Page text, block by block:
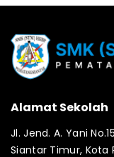
Alamat Sekolah
Jl. Jend. A. Yani
Siantar Timur,